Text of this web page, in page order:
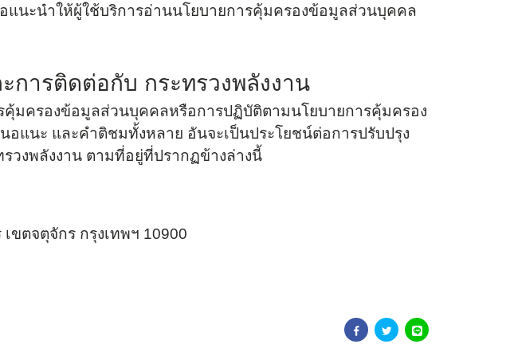
แนะนำให้ผู้ใช้บริการอ่านนโยบายการคุ้มครองข้อมูลส่วนบุคคล
ารติดต่อกับ กระทรวงพลังงาน
มครองข้อมูลส่วนบุคคลหรือการปฏิบัติตามนโยบายการคุ้มครอง
แนะ และคำติชมทั้งหลาย อันจะเป็นประโยชน์ต่อการปรับปรุง
วงพลังงาน ตามที่อยู่ที่ปรากฏข้างล่างนี้
ขตจตุจักร กรุงเทพฯ 10900